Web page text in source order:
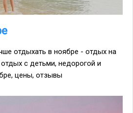
отдыхать в ноябре - отдых на
с детьми, недорогой и
цены, отзывы